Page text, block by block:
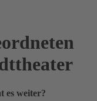
es weiter?